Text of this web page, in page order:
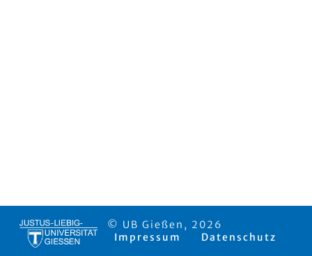
© UB Gießen, 2026
Impressum
Datenschutz